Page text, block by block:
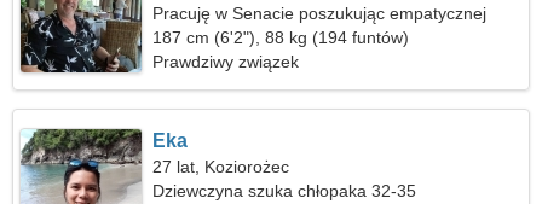
Pracuję w Senacie poszukując empatycznej
kobiety
187 cm (6'2"), 88 kg (194 funtów)
Prawdziwy związek
Eka
27 lat, Koziorożec
Dziewczyna szuka chłopaka 32-35